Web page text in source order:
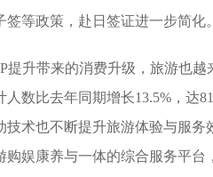
签等政策，赴日签证进一步简化。
提升带来的消费升级，旅游也
人数比去年同期增长13.5%，达
技术也不断提升旅游体验与服
购娱康养与一体的综合服务平台